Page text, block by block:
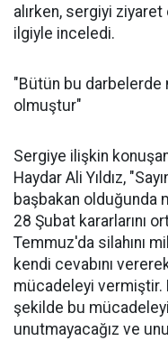
alırken, sergiyi
ilgiyle inceledi.
"Bütün bu darbelerde
olmuştur"
Sergiye ilişkin
Haydar Ali Yıldız,
başbakan olduğunda
28 Şubat kararlarını
Temmuz'da silahını
kendi cevabını
mücadeleyi vermiştir.
şekilde bu
unutmayacağız ve